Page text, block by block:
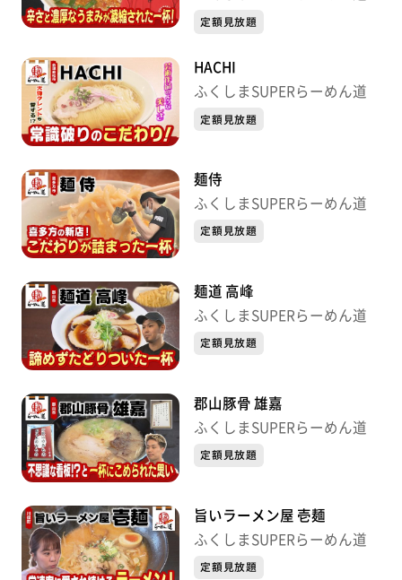
定額見放題
HACHI
ふくしまSUPERらーめん道
定額見放題
麺侍
ふくしまSUPERらーめん道
定額見放題
麺道 高峰
ふくしまSUPERらーめん道
定額見放題
郡山豚骨 雄嘉
ふくしまSUPERらーめん道
定額見放題
旨いラーメン屋 壱麺
ふくしまSUPERらーめん道
定額見放題